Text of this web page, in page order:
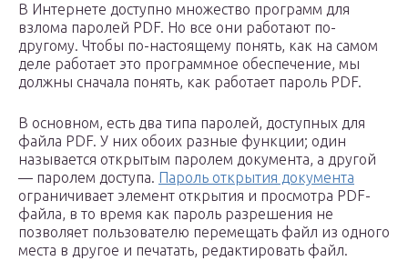
В Интернете доступно множество программ для
взлома паролей PDF. Но все они работают по-
другому. Чтобы по-настоящему понять, как на самом
деле работает это программное обеспечение, мы
должны сначала понять, как работает пароль PDF.
В основном, есть два типа паролей, доступных для
файла PDF. У них обоих разные функции; один
называется открытым паролем документа, а другой
— паролем доступа. Пароль открытия документа
ограничивает элемент открытия и просмотра PDF-
файла, в то время как пароль разрешения не
позволяет пользователю перемещать файл из одного
места в другое и печатать, редактировать файл.